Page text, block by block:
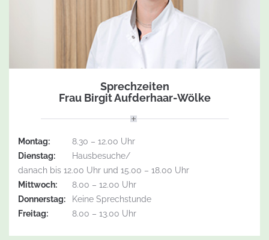
Sprechzeiten
Frau Birgit Aufderhaar-Wölke
Montag:
8.30 – 12.00 Uhr
Dienstag:
Hausbesuche/
danach bis 12.00 Uhr und 15.00 – 18.00 Uhr
Mittwoch:
8.00 – 12.00 Uhr
Donnerstag:
Keine Sprechstunde
Freitag:
8.00 – 13.00 Uhr